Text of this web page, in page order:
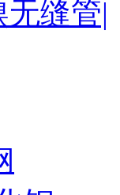
无缝管|